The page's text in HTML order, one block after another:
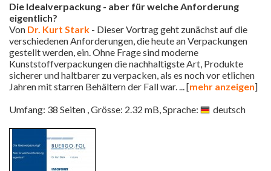
Die Idealverpackung - aber für welche Anforderung
eigentlich?
Von Dr. Kurt Stark - Dieser Vortrag geht zunächst auf die
verschiedenen Anforderungen, die heute an Verpackungen
gestellt werden, ein. Ohne Frage sind moderne
Kunststoffverpackungen die nachhaltigste Art, Produkte
sicherer und haltbarer zu verpacken, als es noch vor etlichen
Jahren mit starren Behältern der Fall war.... [mehr anzeigen]
Umfang: 38 Seiten , Grösse: 2.32 mB, Sprache:
deutsch